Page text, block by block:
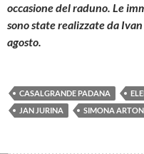
occasione del raduno. Le
sono state realizzate da
agosto.
CASALGRANDE PADANA
JAN JURINA
SIMONA